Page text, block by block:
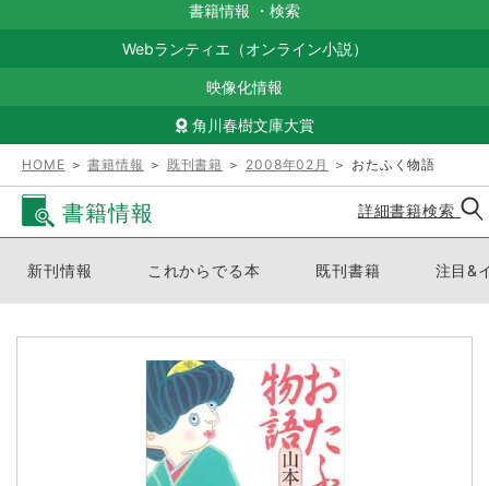
書籍情報 ・ 検索
Webランティエ（オンライン小説）
映像化情報
角川春樹文庫大賞
HOME ＞書籍情報 ＞ 既刊書籍 ＞ 2008年02月 ＞ おたふく物語
書籍情報 詳細書籍検索
新刊情報 これからでる本 既刊書籍 注目&